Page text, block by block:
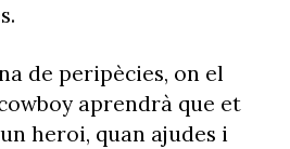
de peripècies, on el
aprendrà que et
heroi, quan ajudes i